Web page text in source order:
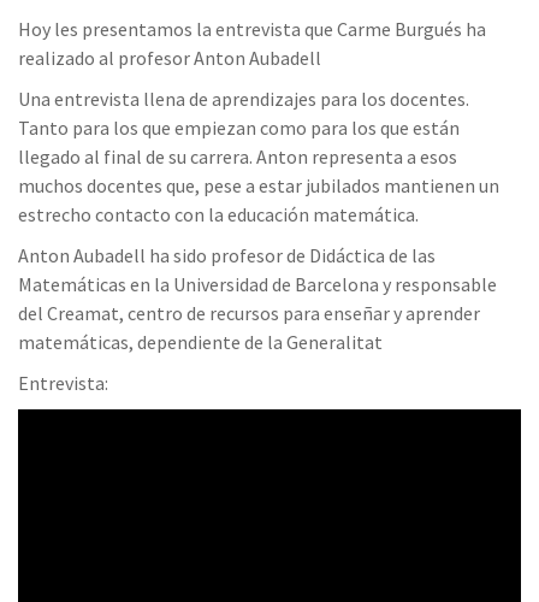
Hoy les presentamos la entrevista que Carme Burgués ha
realizado al profesor Anton Aubadell
Una entrevista llena de aprendizajes para los docentes.
Tanto para los que empiezan como para los que están
llegado al final de su carrera. Anton representa a esos
muchos docentes que, pese a estar jubilados mantienen un
estrecho contacto con la educación matemática.
Anton Aubadell ha sido profesor de Didáctica de las
Matemáticas en la Universidad de Barcelona y responsable
del Creamat, centro de recursos para enseñar y aprender
matemáticas, dependiente de la Generalitat
Entrevista: